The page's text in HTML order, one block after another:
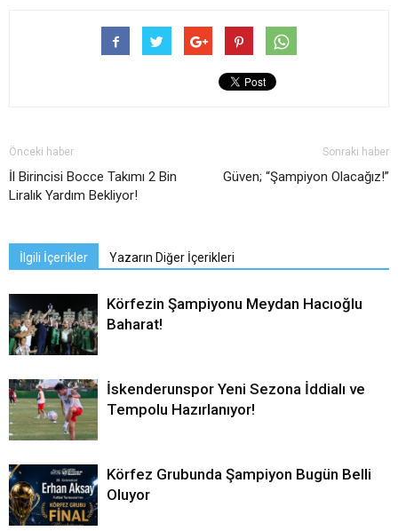
Önceki haber
İl Birincisi Bocce Takımı 2 Bin
Liralık Yardım Bekliyor!
Sonraki haber
Güven; “Şampiyon Olacağız!”
İlgili İçerikler Yazarın Diğer İçerikleri
Körfezin Şampiyonu Meydan Hacıoğlu
Baharat!
İskenderunspor Yeni Sezona İddialı ve
Tempolu Hazırlanıyor!
Körfez Grubunda Şampiyon Bugün Belli
Oluyor